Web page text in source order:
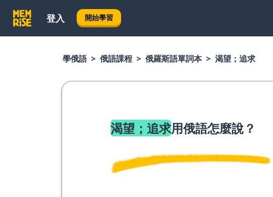
登入 開始學習
學俄語 俄語課程 俄羅斯語單詞本 渴望；追求
渴望；追求用俄語怎麼說？